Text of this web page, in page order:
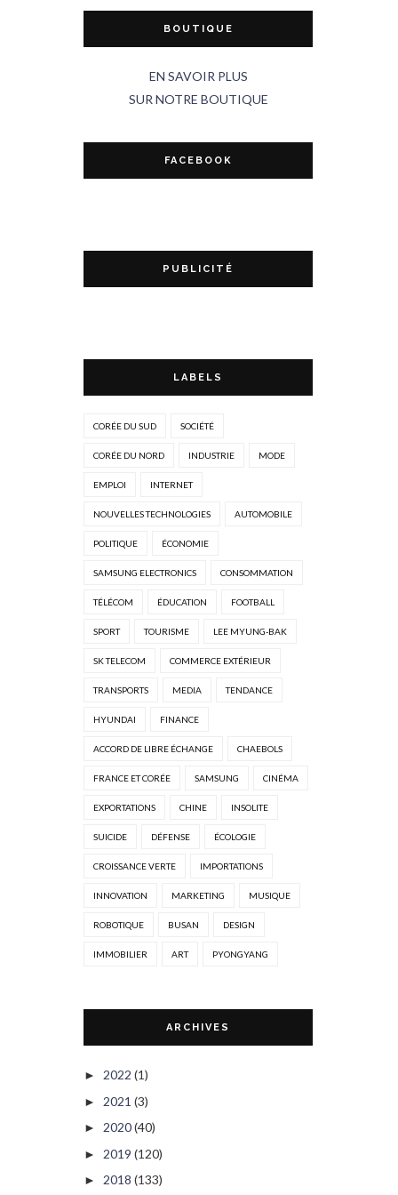
BOUTIQUE
EN SAVOIR PLUS
SUR NOTRE BOUTIQUE
FACEBOOK
PUBLICITÉ
LABELS
CORÉE DU SUD SOCIÉTÉ
CORÉE DU NORD INDUSTRIE MODE
EMPLOI INTERNET
NOUVELLES TECHNOLOGIES AUTOMOBILE
POLITIQUE ÉCONOMIE
SAMSUNG ELECTRONICS CONSOMMATION
TÉLÉCOM ÉDUCATION FOOTBALL
SPORT TOURISME LEE MYUNG-BAK
SK TELECOM COMMERCE EXTÉRIEUR
TRANSPORTS MEDIA TENDANCE
HYUNDAI FINANCE
ACCORD DE LIBRE ÉCHANGE CHAEBOLS
FRANCE ET CORÉE SAMSUNG CINÉMA
EXPORTATIONS CHINE INSOLITE
SUICIDE DÉFENSE ÉCOLOGIE
CROISSANCE VERTE IMPORTATIONS
INNOVATION MARKETING MUSIQUE
ROBOTIQUE BUSAN DESIGN
IMMOBILIER ART PYONGYANG
ARCHIVES
► 2022 (1)
► 2021 (3)
► 2020(40)
► 2019 (120)
► 2018 (133)